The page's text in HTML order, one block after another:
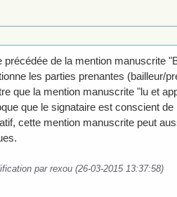
précédée de la mention manuscrite
les parties prenantes (bailleur/
que la mention manuscrite "lu et
que le signataire est conscient
cette mention manuscrite peut
par rexou (26-03-2015 13:37:58)